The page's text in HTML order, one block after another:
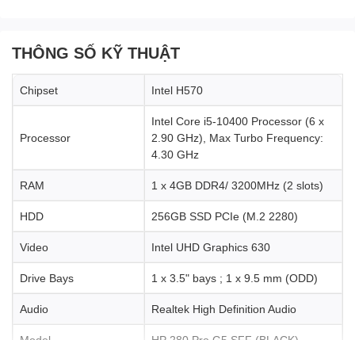
THÔNG SỐ KỸ THUẬT
Chipset Intel H570
Processor
Intel Core i5-10400 Processor (6 x
2.90 GHz), Max Turbo Frequency:
4.30 GHz
RAM 1 x 4GB DDR4/ 3200MHz (2 slots)
HDD 256GB SSD PCIe (M.2 2280)
Video Intel UHD Graphics 630
Drive Bays 1 x 3.5ʺ bays ; 1 x 9.5 mm (ODD)
Audio Realtek High Definition Audio